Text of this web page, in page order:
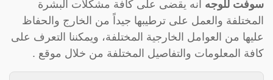
سوفت للوجه أنه يقضى على كافة مشكلات البشرة
المختلفة والعمل على ترطيبها جيداً من الخارج والحفاظ
عليها من العوامل الخارجية المختلفة، ويمكننا التعرف على
كافة المعلومات والتفاصيل المختلفة من خلال موقع .